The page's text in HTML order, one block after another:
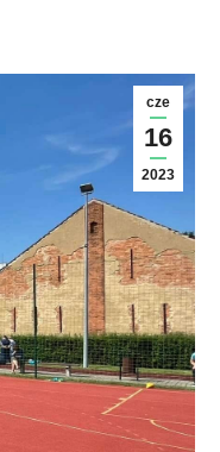
cze
16
2023